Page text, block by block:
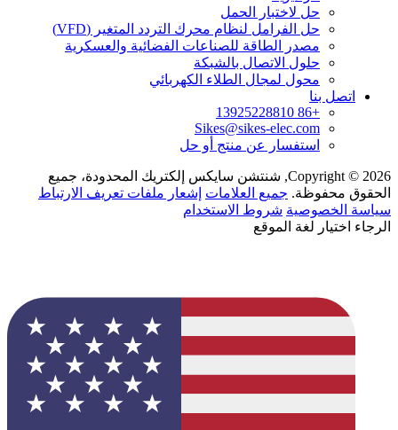
حل لاختبار الحمل
حل الفرامل لنظام محرك التردد المتغير (VFD)
مصدر الطاقة للصناعات الفضائية والعسكرية
حلول الاتصال بالشبكة
محول لمجال الطلاء الكهربائي
اتصل بنا
+86 13925228810
Sikes@sikes-elec.com
استفسار عن منتج أو حل
Copyright © 2026, شنتشن سايكس إلكتريك المحدودة، جميع
الحقوق محفوظة. جميع العلامات إشعار ملفات تعريف الارتباط
سياسة الخصوصية شروط الاستخدام
الرجاء اختيار لغة الموقع